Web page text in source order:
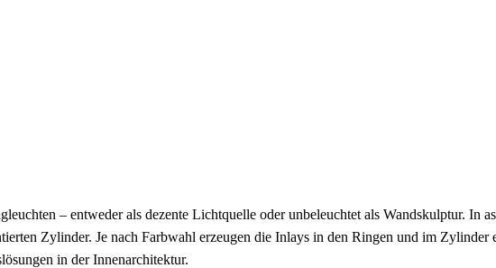
– entweder als dezente Lichtquelle oder unbeleuchtet als Wandskulptur. In
Zylinder. Je nach Farbwahl erzeugen die Inlays in den Ringen und im
in der Innenarchitektur.